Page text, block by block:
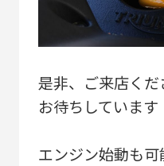
是非、ご来店くだ
お待ちしています
エンジン始動も